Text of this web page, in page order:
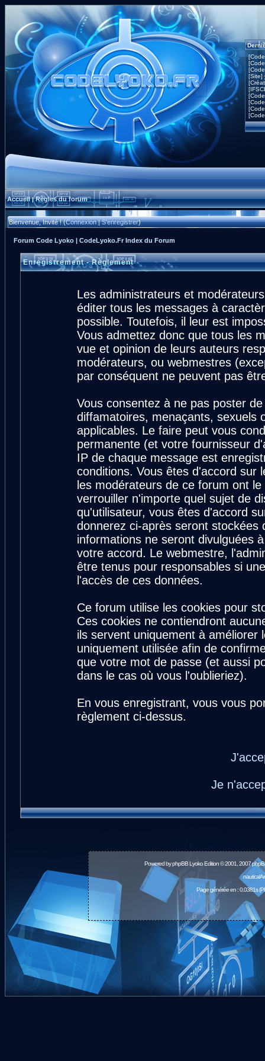
[Site]
Accueil|Règles du forum
Bienvenue, Invité ! (Connexion|S'enregistrer)
Forum Code Lyoko | CodeLyoko.Fr Index du Forum
Enregistrement - Règlement
Les administrateurs et
éditer tous les messages à
possible. Toutefois, il leur est
Vous admettez donc que tous les
vue et opinion de leurs auteurs
modérateurs, ou webmestres
par conséquent ne peuvent pas
Vous consentez à ne pas poster
diffamatoires, menaçants, sexuels
applicables. Le faire peut vous
permanente (et votre fournisseur
IP de chaque message est
conditions. Vous êtes d'accord sur
les modérateurs de ce forum ont
verrouiller n'importe quel sujet de
qu'utilisateur, vous êtes d'accord
donnerez ci-après seront stockées
informations ne seront divulguées
votre accord. Le webmestre,
être tenus pour responsables si
l'accès de ces données.
Ce forum utilise les cookies pour
Ces cookies ne contiendront
ils servent uniquement à
uniquement utilisée afin de
que votre mot de passe (et aussi
dans le cas où vous l'oublieriez).
En vous enregistrant, vous vous
règlement ci-dessus.
Je
Powered byphpBBLyoko Edition © 2001, 2007
Page générée en : 0.0381s